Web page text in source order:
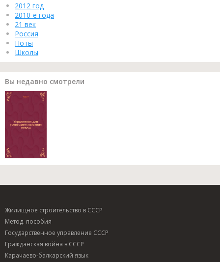
2012 год
2010-е года
21 век
Россия
Ноты
Школы
Вы недавно смотрели
Жилищное строительство в СССР
Метод. пособия
Государственное управление СССР
Гражданская война в СССР
Карачаево-балкарский язык